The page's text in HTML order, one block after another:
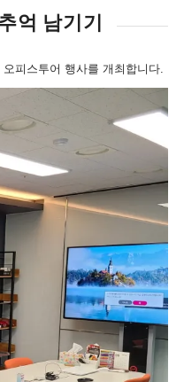
억 남기기
피스투어 행사를 개최합니다.